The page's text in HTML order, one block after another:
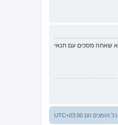
שאתה מסכים עם תנאי
כל הזמנים הם UTC+03:00